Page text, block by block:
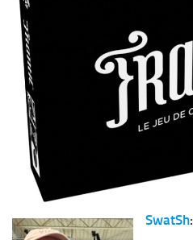
SwatSh: